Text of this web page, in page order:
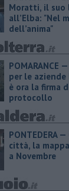
Moratti, il suo
all’Elba: "Nel
dell’anima"
POMARANCE
per le
è ora la firma
protocollo
PONTEDERA
città, la
a Novembre